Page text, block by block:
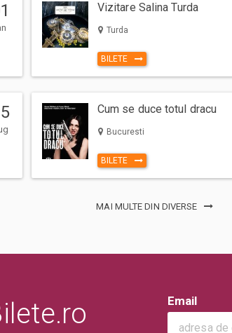
comenzii.
Bilete.ro, cumparatorul se obliga
si
Termenii si Conditiile
la eveniment, adulti si copii,
(Mai putin cazurile unde este
in locul de desfasurare a
Vizitare Salina Turda
Turda
BILETE
Cum se duce totul dracu
Bucuresti
BILETE
MAI MULTE DIN DIVERSE
Email